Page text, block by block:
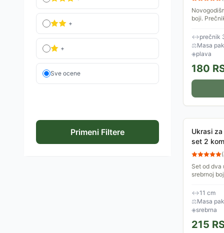
+
+
Sve ocene
Primeni Filtere
boji.
↔prečnik
⚖Masa
◈plava
180
Ukrasi
set 2
(
Set od dva
srebrnoj
↔11 cm
⚖Masa
◈srebrna
215